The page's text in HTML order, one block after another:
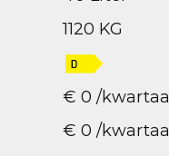
1120 KG
€ 0 /kwartaal
€ 0 /kwartaal